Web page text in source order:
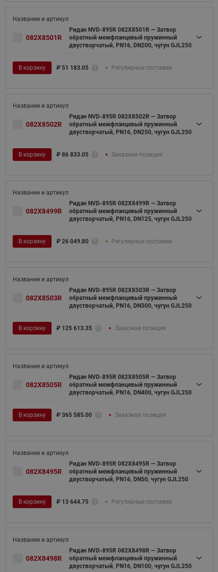
082X8501R
Ридан NVD-895R 082X8501R — Затвор
обратный межфланцевый пружинный
двустворчатый, PN16, DN200, чугун GJL250
В корзину ₽ 51 183.05 Регулярные поставки
082X8502R
Ридан NVD-895R 082X8502R — Затвор
обратный межфланцевый пружинный
двустворчатый, PN16, DN250, чугун GJL250
В корзину ₽ 86 833.05 Заказная позиция
082X8499R
Ридан NVD-895R 082X8499R — Затвор
обратный межфланцевый пружинный
двустворчатый, PN16, DN125, чугун GJL250
В корзину ₽ 26 049.80 Регулярные поставки
082X8503R
Ридан NVD-895R 082X8503R — Затвор
обратный межфланцевый пружинный
двустворчатый, PN16, DN300, чугун GJL250
В корзину ₽ 125 613.35 Заказная позиция
082X8505R
Ридан NVD-895R 082X8505R — Затвор
обратный межфланцевый пружинный
двустворчатый, PN16, DN400, чугун GJL250
В корзину ₽ 365 585.00 Заказная позиция
082X8495R
Ридан NVD-895R 082X8495R — Затвор
обратный межфланцевый пружинный
двустворчатый, PN16, DN50, чугун GJL250
В корзину ₽ 13 644.75 Регулярные поставки
082X8498R
Ридан NVD-895R 082X8498R — Затвор
обратный межфланцевый пружинный
двустворчатый, PN16, DN100, чугун GJL250